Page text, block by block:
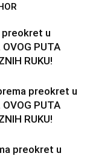
preokret u
PUTA
RUKU!
preokret u
PUTA
RUKU!
preokret u